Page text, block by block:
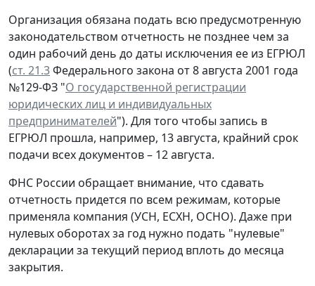
Организация обязана подать всю предусмотренную
законодательством отчетность не позднее чем за
один рабочий день до даты исключения ее из ЕГРЮЛ
(ст. 21.3Федерального закона от 8 августа 2001 года
№129-ФЗ "О государственной регистрации
юридических лиц и индивидуальных
предпринимателей"). Для того чтобы запись в
ЕГРЮЛ прошла, например, 13 августа, крайний срок
подачи всех документов – 12 августа.
ФНС России обращает внимание, что сдавать
отчетность придется по всем режимам, которые
применяла компания (УСН, ЕСХН, ОСНО). Даже при
нулевых оборотах за год нужно подать "нулевые"
декларации за текущий период вплоть до месяца
закрытия.